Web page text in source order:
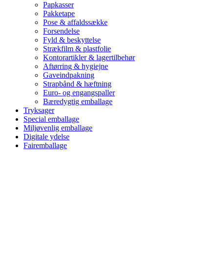
Papkasser
Pakketape
Pose & affaldssække
Forsendelse
Fyld & beskyttelse
Strækfilm & plastfolie
Kontorartikler & lagertilbehør
Aftørring & hygiejne
Gaveindpakning
Strapbånd & hæftning
Euro- og engangspaller
Bæredygtig emballage
Tryksager
Special emballage
Miljøvenlig emballage
Digitale ydelse
Fairemballage